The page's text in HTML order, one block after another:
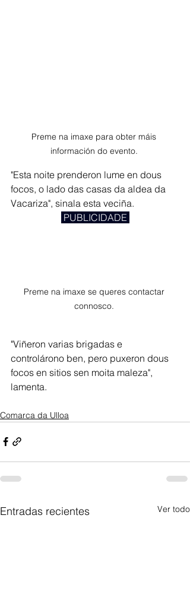
Preme na imaxe para obter máis
información do evento.
"Esta noite prenderon lume en dous
focos, o lado das casas da aldea da
Vacariza", sinala esta veciña.
PUBLICIDADE
Preme na imaxe se queres contactar
connosco.
"Viñeron varias brigadas e
controlárono ben, pero puxeron dous
focos en sitios sen moita maleza",
lamenta.
Comarca da Ulloa
Entradas recientes Ver todo